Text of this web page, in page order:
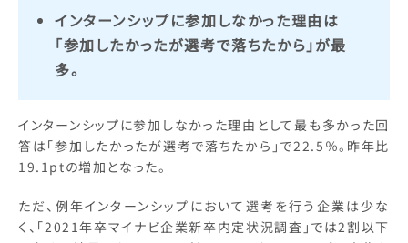
インターンシップに参加しなかった理由は
「参加したかったが選考で落ちたから」が最
多。
インターンシップに参加しなかった理由として最も多かった回
答は「参加したかったが選考で落ちたから」で22.5％。昨年比
19.1ptの増加となった。
ただ、例年インターンシップにおいて選考を行う企業は少な
く、「2021年卒マイナビ企業新卒内定状況調査」では2割以下